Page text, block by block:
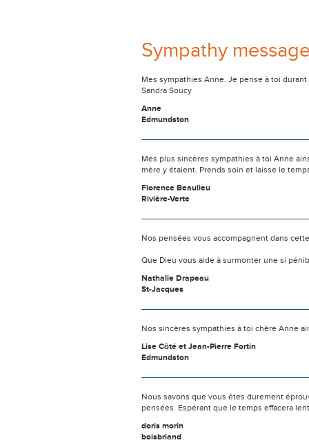
Sympathy
Mes sympathies Anne. Je pense à toi
Sandra Soucy
Anne
Edmundston
Mes plus sincères sympathies à toi Anne
mère y étaient. Prends soin et laisse le
Florence Beaulieu
Rivière-Verte
Nos pensées vous accompagnent dans
Que Dieu vous aide à surmonter une si
Nathalie Drapeau
St-Jacques
Nos sincères sympathies à toi chère Anne
Lise Côté et Jean-Pierre Fortin
Edmundston
Nous savons que vous êtes durement
pensées. Espérant que le temps effacera
doris morin
boisbriand